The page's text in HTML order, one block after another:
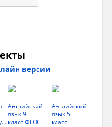
версии
Английский
язык 9
класс ФГОС
Английский
язык 5
класс